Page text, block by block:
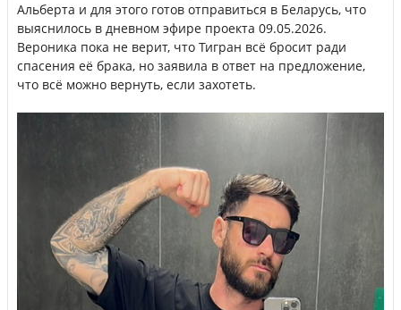
Альберта и для этого готов отправиться в Беларусь, что
выяснилось в дневном эфире проекта 09.05.2026.
Вероника пока не верит, что Тигран всё бросит ради
спасения её брака, но заявила в ответ на предложение,
что всё можно вернуть, если захотеть.